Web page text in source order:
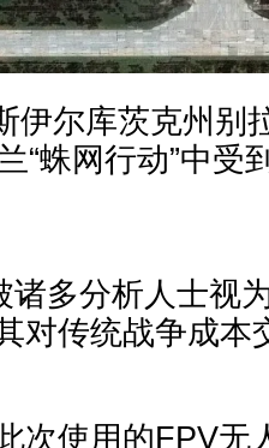
伊尔库茨克州别
“蛛网行动”中受
诸多分析人士视
对传统战争成本
次使用的FPV无